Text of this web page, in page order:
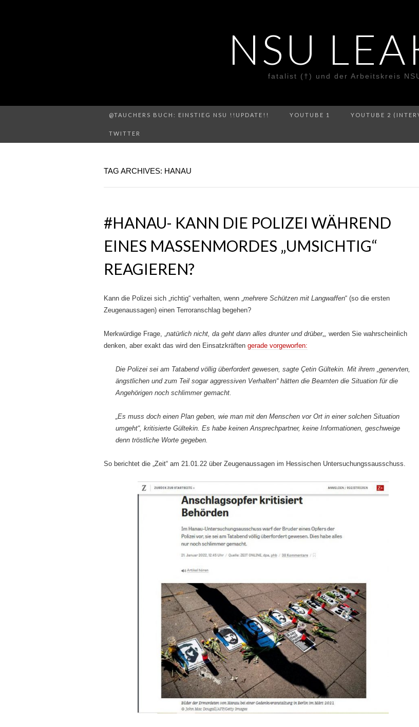
NSU
fatalist (†) und der Arbeitskreis
@TAUCHERS BUCH: EINSTIEG NSU !!UPDATE!! YOUTUBE 1 YOUTUBE 2
TWITTER
TAG ARCHIVES: HANAU
#HANAU- KANN DIE POLIZEI WÄHREND
EINES MASSENMORDES „UMSICHTIG“
REAGIEREN?
Kann die Polizei sich „richtig“ verhalten, wenn „mehrere Schützen mit Langwaffen“ (so die ersten
Zeugenaussagen) einen Terroranschlag begehen?
Merkwürdige Frage, „natürlich nicht, da geht dann alles drunter und drüber„, werden Sie wahrscheinlich
denken, aber exakt das wird den Einsatzkräften gerade vorgeworfen:
Die Polizei sei am Tatabend völlig überfordert gewesen, sagte Çetin Gültekin. Mit ihrem „genervten,
ängstlichen und zum Teil sogar aggressiven Verhalten“ hätten die Beamten die Situation für die
Angehörigen noch schlimmer gemacht.
„Es muss doch einen Plan geben, wie man mit den Menschen vor Ort in einer solchen Situation
umgeht“, kritisierte Gültekin. Es habe keinen Ansprechpartner, keine Informationen, geschweige
denn tröstliche Worte gegeben.
So berichtet die „Zeit“ am 21.01.22 über Zeugenaussagen im Hessischen Untersuchungssausschuss.